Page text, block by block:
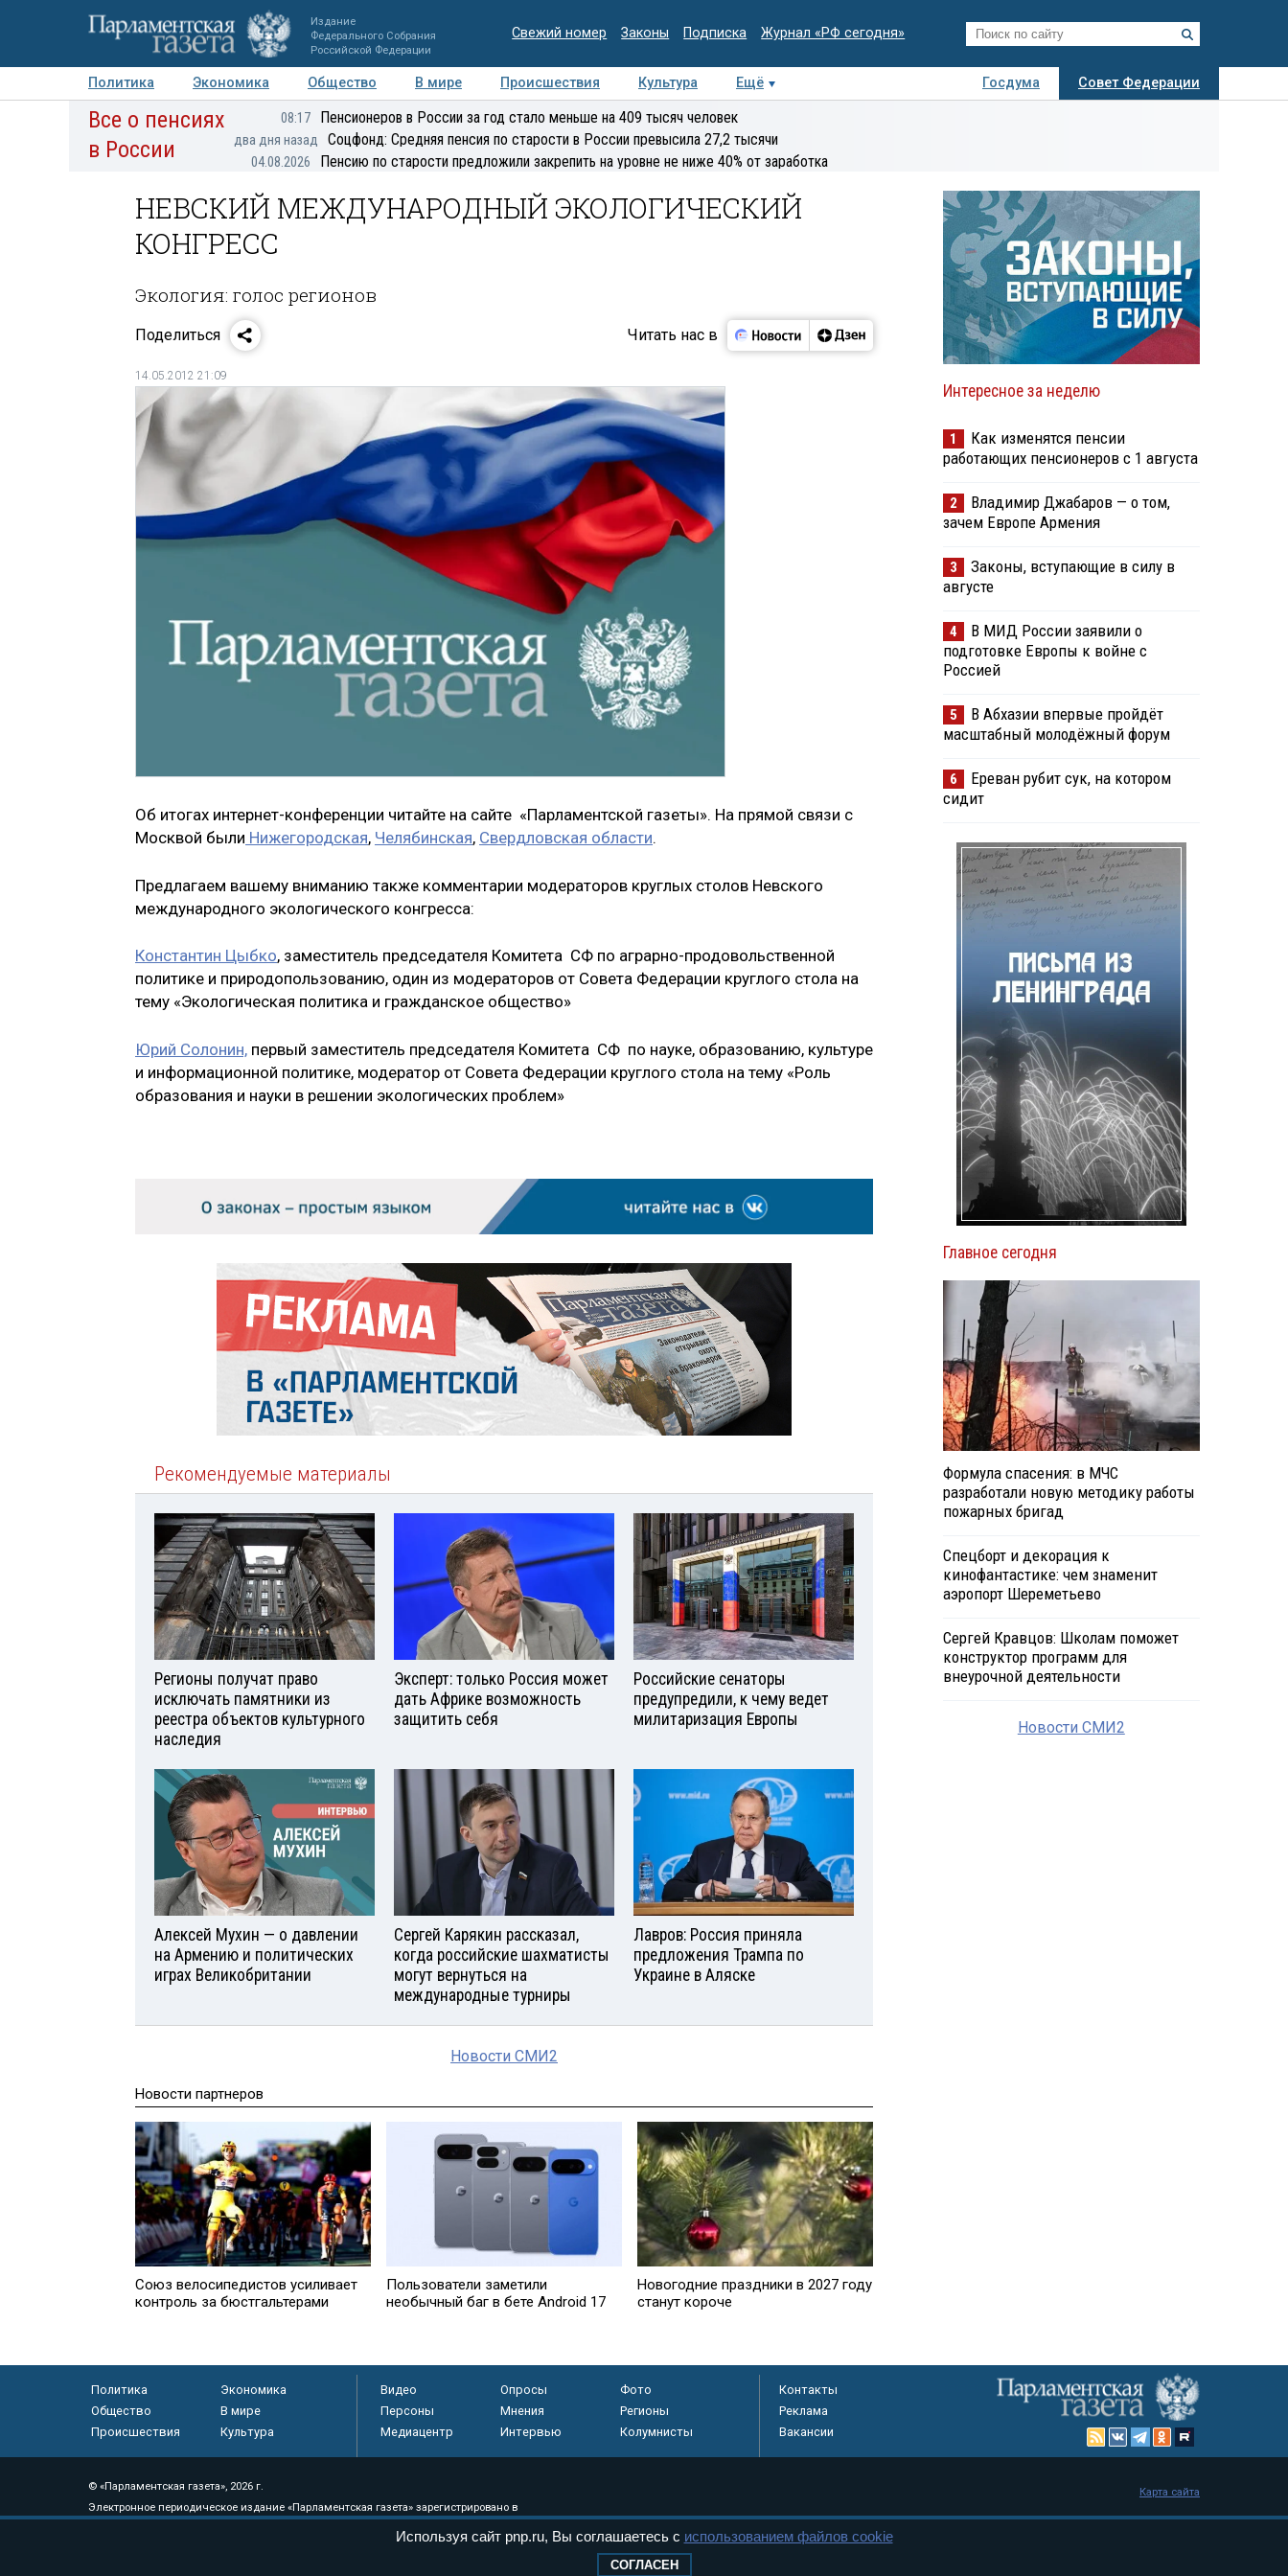
Издание
Федерального Собрания
Российской Федерации
Свежий номер Законы Подписка Журнал «РФ сегодня»
Политика Экономика Общество В мире Происшествия Культура Ещё Госдума
Совет Федерации
Авторы Персоны Мнения Регионы Медиацентр Интервью Колумнисты
Все о пенсиях
в России
08:17 Пенсионеров в России за год стало меньше на 409 тысяч человек
два дня назад Соцфонд: Средняя пенсия по старости в России превысила 27,2 тысячи
04.08.2026 Пенсию по старости предложили закрепить на уровне не ниже 40% от заработка
НЕВСКИЙ МЕЖДУНАРОДНЫЙ ЭКОЛОГИЧЕСКИЙ
КОНГРЕСС
Экология: голос регионов
Поделиться Читать нас в
14.05.2012 21:09
Об итогах интернет-конференции читайте на сайте «Парламентской газеты». На прямой связи с
Москвой были Нижегородская, Челябинская, Свердловская области.
Предлагаем вашему вниманию также комментарии модераторов круглых столов Невского
международного экологического конгресса:
Константин Цыбко, заместитель председателя Комитета СФ по аграрно-продовольственной
политике и природопользованию, один из модераторов от Совета Федерации круглого стола на
тему «Экологическая политика и гражданское общество»
Юрий Солонин, первый заместитель председателя Комитета СФ по науке, образованию, культуре
и информационной политике, модератор от Совета Федерации круглого стола на тему «Роль
образования и науки в решении экологических проблем»
Рекомендуемые материалы
Регионы получат право
исключать памятники из
реестра объектов культурного
наследия
Эксперт: только Россия может
дать Африке возможность
защитить себя
Российские сенаторы
предупредили, к чему ведет
милитаризация Европы
Алексей Мухин — о давлении
на Армению и политических
играх Великобритании
Сергей Карякин рассказал,
когда российские шахматисты
могут вернуться на
международные турниры
Лавров: Россия приняла
предложения Трампа по
Украине в Аляске
Новости СМИ2
Новости партнеров
Союз велосипедистов усиливает
контроль за бюстгальтерами
Пользователи заметили
необычный баг в бете Android 17
Новогодние праздники в 2027 году
станут короче
Интересное за неделю
1
Как изменятся пенсии
работающих пенсионеров с 1 августа
2
Владимир Джабаров — о том,
зачем Европе Армения
3
Законы, вступающие в силу в
августе
4
В МИД России заявили о
подготовке Европы к войне с
Россией
5
В Абхазии впервые пройдёт
масштабный молодёжный форум
6
Ереван рубит сук, на котором
сидит
Главное сегодня
Формула спасения: в МЧС
разработали новую методику работы
пожарных бригад
Спецборт и декорация к
кинофантастике: чем знаменит
аэропорт Шереметьево
Сергей Кравцов: Школам поможет
конструктор программ для
внеурочной деятельности
Новости СМИ2
Политика
Экономика
Общество
В мире
Происшествия
Культура
Видео Опросы
Фото
Персоны
Мнения
Регионы
Медиацентр
Интервью Колумнисты
Контакты
Реклама
Вакансии
© «Парламентская газета», 2026 г.
Электронное периодическое издание «Парламентская газета» зарегистрировано в
Федеральной службе по надзору в сфере связи, информационных технологий и
Карта сайта
Используя сайт pnp.ru, Вы соглашаетесь с использованием файлов cookie
СОГЛАСЕН